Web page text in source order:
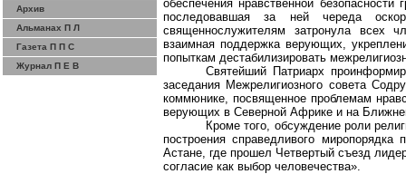
Архив
Альманах П Л
Газета П П С
Журнал П Е В
обеспечения нравственной
последовавшая за ней череда
священнослужителям затронула всех
взаимная поддержка верующих,
попыткам дестабилизировать
Святейший Патриарх
заседания Межрелигиозного совета
коммюнике, посвященное проблемам
верующих в Северной Африке и на
Кроме того, обсуждение роли
построения справедливого
Астане, где прошел Четвертый съезд
согласие как выбор человечества».